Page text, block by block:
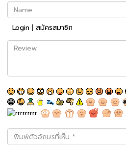
Name
Login | สมัครสมาชิก
Review
พิมพ์
ตัว